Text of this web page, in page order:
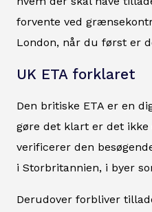
forvente ved
London, når du først er
UK ETA forklaret
Den britiske ETA er en
gøre det klart er det
verificerer den
i Storbritannien, i byer
Derudover forbliver